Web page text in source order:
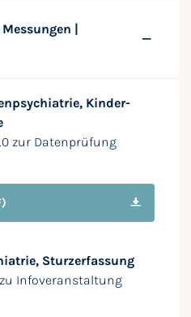
|
Kinder-
zur Datenprüfung
Sturzerfassung
Infoveranstaltung